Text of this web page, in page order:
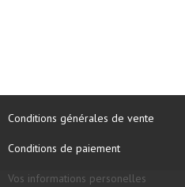
Conditions générales de vente
Conditions de paiement
Vos informations personelles